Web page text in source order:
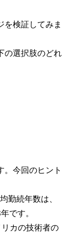
を検証してみま
の選択肢のどれ
。今回のヒント
勤続年数は、
です。
カの技術者の